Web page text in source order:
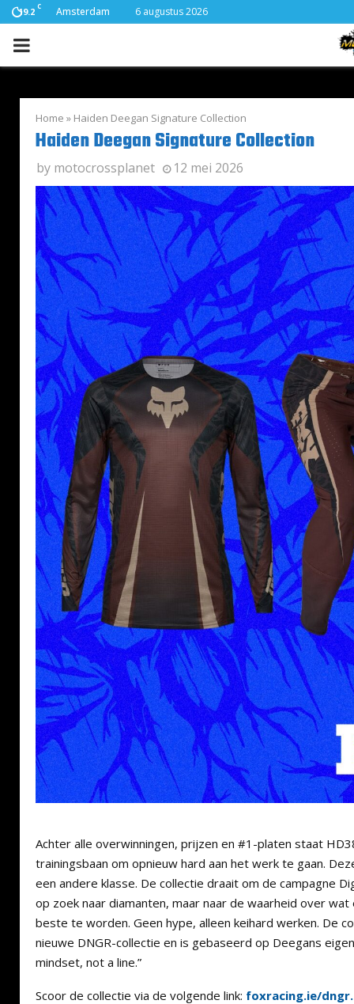
19.2 C Amsterdam 6 augustus 2026
PRIMARY
Home » Haiden Deegan Signature Collection
Haiden Deegan Signature Collection
by motocrossplanet 12 mei 2026
Achter alle overwinningen, prijzen en #1-platen staat
trainingsbaan om opnieuw hard aan het werk te gaan.
een andere klasse. De collectie draait om de campagne
op zoek naar diamanten, maar naar de waarheid over
beste te worden. Geen hype, alleen keihard werken. De
nieuwe DNGR-collectie en is gebaseerd op Deegans
mindset, not a line.”
Scoor de collectie via de volgende link: foxracing.ie/